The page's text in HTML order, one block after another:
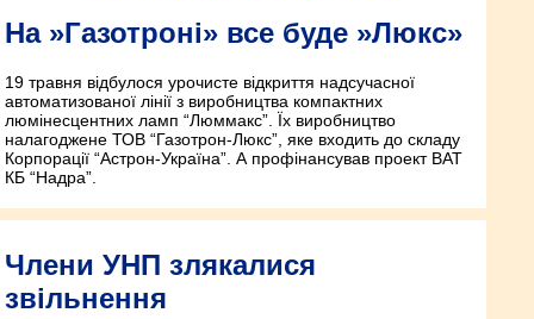
На »Газотроні» все буде »Люкс»
19 травня відбулося урочисте відкриття надсучасної
автоматизованої лінії з виробництва компактних
люмінесцентних ламп “Люммакс”. Їх виробництво
налагоджене ТОВ “Газотрон-Люкс”, яке входить до складу
Корпорації “Астрон-Україна”. А профінансував проект ВАТ
КБ “Надра”.
Члени УНП злякалися
звільнення